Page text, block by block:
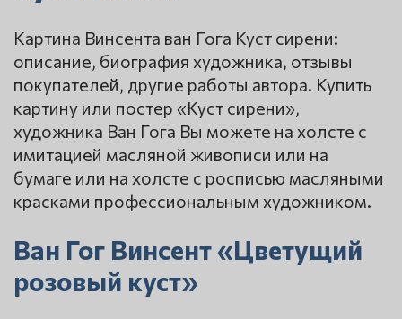
Картина Винсента ван Гога Куст сирени:
описание, биография художника, отзывы
покупателей, другие работы автора. Купить
картину или постер «Куст сирени»,
художника Ван Гога Вы можете на холсте с
имитацией масляной живописи или на
бумаге или на холсте с росписью масляными
красками профессиональным художником.
Ван Гог Винсент «Цветущий
розовый куст»